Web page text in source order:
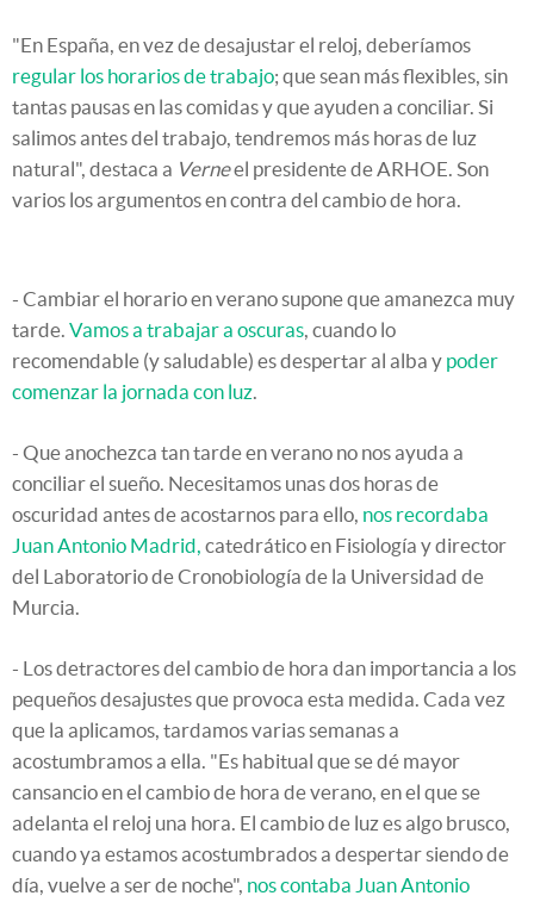
"En España, en vez de desajustar el reloj, deberíamos
regular los horarios de trabajo; que sean más flexibles, sin
tantas pausas en las comidas y que ayuden a conciliar. Si
salimos antes del trabajo, tendremos más horas de luz
natural", destaca a Verneel presidente de ARHOE. Son
varios los argumentos en contra del cambio de hora.
- Cambiar el horario en verano supone que amanezca muy
tarde. Vamos a trabajar a oscuras , cuando lo
recomendable (y saludable) es despertar al alba y poder
comenzar la jornada con luz
- Que anochezca tan tarde en verano no nos ayuda a
conciliar el sueño. Necesitamos unas dos horas de
oscuridad antes de acostarnos para ello, nos recordaba
Juan Antonio Madrid, catedrático en Fisiología y director
del Laboratorio de Cronobiología de la Universidad de
Murcia.
- Los detractores del cambio de hora dan importancia a los
pequeños desajustes que provoca esta medida. Cada vez
que la aplicamos, tardamos varias semanas a
acostumbramos a ella. "Es habitual que se dé mayor
cansancio en el cambio de hora de verano, en el que se
adelanta el reloj una hora. El cambio de luz es algo brusco,
cuando ya estamos acostumbrados a despertar siendo de
día, vuelve a ser de noche", nos contaba Juan Antonio